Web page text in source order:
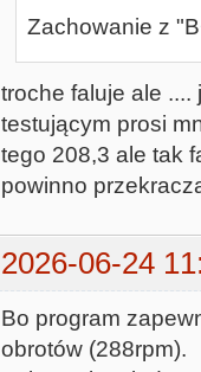
Zachowanie z
troche faluje ale
testującym prosi
tego 208,3 ale tak
powinno
2026-06-24
Bo program
obrotów (288rpm).